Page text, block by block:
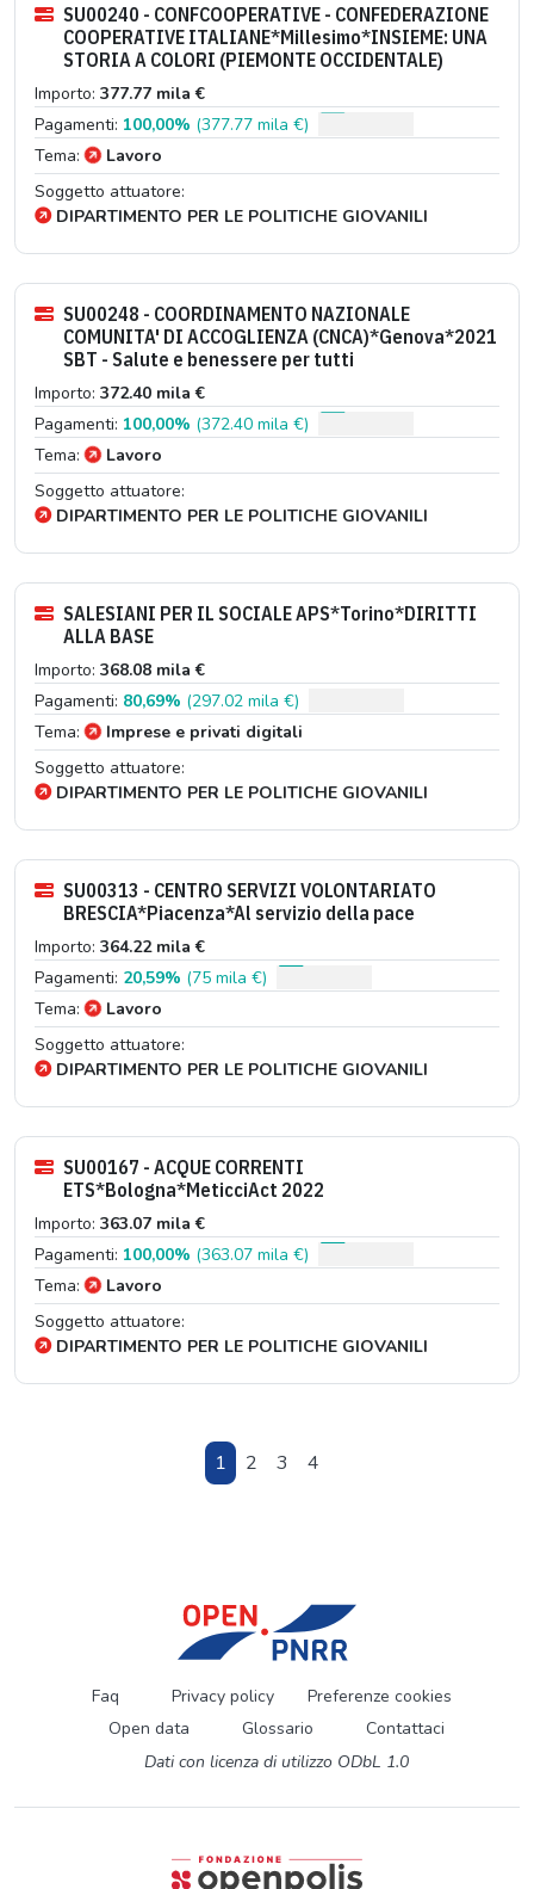
SU00240 - CONFCOOPERATIVE - CONFEDERAZIONE
COOPERATIVE ITALIANE*Millesimo*INSIEME: UNA
STORIA A COLORI (PIEMONTE OCCIDENTALE)
Importo: 377.77 mila €
Pagamenti: 100,00% (377.77 mila €)
Tema:
Lavoro
Soggetto attuatore:
DIPARTIMENTO PER LE POLITICHE GIOVANILI
SU00248 - COORDINAMENTO NAZIONALE
COMUNITA' DI ACCOGLIENZA (CNCA)*Genova*2021
SBT - Salute e benessere per tutti
Importo: 372.40 mila €
Pagamenti: 100,00% (372.40 mila €)
Tema:
Lavoro
Soggetto attuatore:
DIPARTIMENTO PER LE POLITICHE GIOVANILI
SALESIANI PER IL SOCIALE APS*Torino*DIRITTI
ALLA BASE
Importo: 368.08 mila €
Pagamenti: 80,69% (297.02 mila €)
Tema:
Imprese e privati digitali
Soggetto attuatore:
DIPARTIMENTO PER LE POLITICHE GIOVANILI
SU00313 - CENTRO SERVIZI VOLONTARIATO
BRESCIA*Piacenza*Al servizio della pace
Importo: 364.22 mila €
Pagamenti: 20,59% (75 mila €)
Tema:
Lavoro
Soggetto attuatore:
DIPARTIMENTO PER LE POLITICHE GIOVANILI
SU00167 - ACQUE CORRENTI
ETS*Bologna*MeticciAct 2022
Importo: 363.07 mila €
Pagamenti: 100,00% (363.07 mila €)
Tema:
Lavoro
Soggetto attuatore:
DIPARTIMENTO PER LE POLITICHE GIOVANILI
1 2 3 4
Faq Privacy policy
Preferenze cookies
Open data
Glossario
Contattaci
Dati con licenza di utilizzo ODbL 1.0